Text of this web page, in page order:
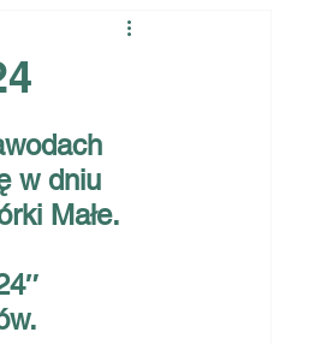
w dniu
Małe.